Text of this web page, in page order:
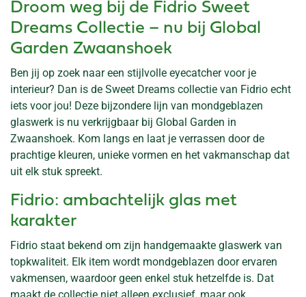
Droom weg bij de Fidrio Sweet
Dreams Collectie – nu bij Global
Garden Zwaanshoek
Ben jij op zoek naar een stijlvolle eyecatcher voor je
interieur? Dan is de Sweet Dreams collectie van Fidrio echt
iets voor jou! Deze bijzondere lijn van mondgeblazen
glaswerk is nu verkrijgbaar bij Global Garden in
Zwaanshoek. Kom langs en laat je verrassen door de
prachtige kleuren, unieke vormen en het vakmanschap dat
uit elk stuk spreekt.
Fidrio: ambachtelijk glas met
karakter
Fidrio staat bekend om zijn handgemaakte glaswerk van
topkwaliteit. Elk item wordt mondgeblazen door ervaren
vakmensen, waardoor geen enkel stuk hetzelfde is. Dat